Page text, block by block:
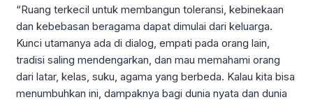
“Ruang terkecil untuk membangun toleransi, kebinekaan
dan kebebasan beragama dapat dimulai dari keluarga.
Kunci utamanya ada di dialog, empati pada orang lain,
tradisi saling mendengarkan, dan mau memahami orang
dari latar, kelas, suku, agama yang berbeda. Kalau kita bisa
menumbuhkan ini, dampaknya bagi dunia nyata dan dunia